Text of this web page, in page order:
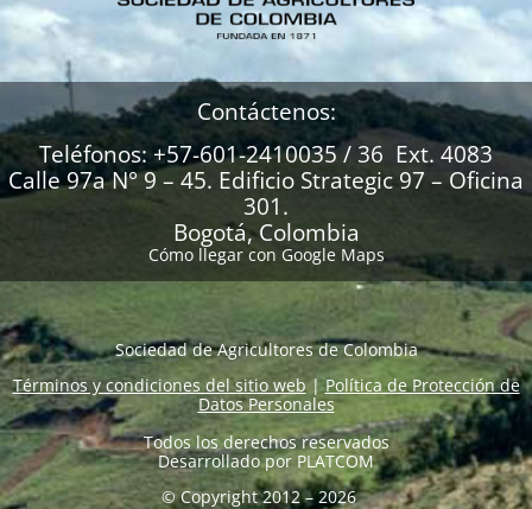
Contáctenos:
Teléfonos: +57-601-2410035 / 36 Ext. 4083
Calle 97a N° 9 – 45. Edificio Strategic 97 – Oficina
301.
Bogotá, Colombia
Cómo llegar con Google Maps
Sociedad de Agricultores de Colombia
Términos y condiciones del sitio web|Política de Protección de
Datos Personales
Todos los derechos reservados
Desarrollado por PLATCOM
© Copyright 2012 – 2026